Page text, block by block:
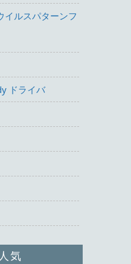
イルスパターンフ
ドライバ
気